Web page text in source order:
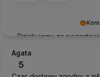
Dziękujemy za
recenzja potwierdza
jeszcze i mamy nadzieję
Agata
5